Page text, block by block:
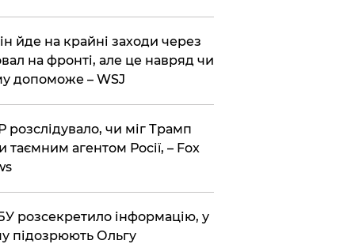
йде на крайні заходи через
на фронті, але це навряд чи
допоможе – WSJ
розслідувало, чи міг Трамп
таємним агентом Росії, – Fox
розсекретило інформацію, у
підозрюють Ольгу